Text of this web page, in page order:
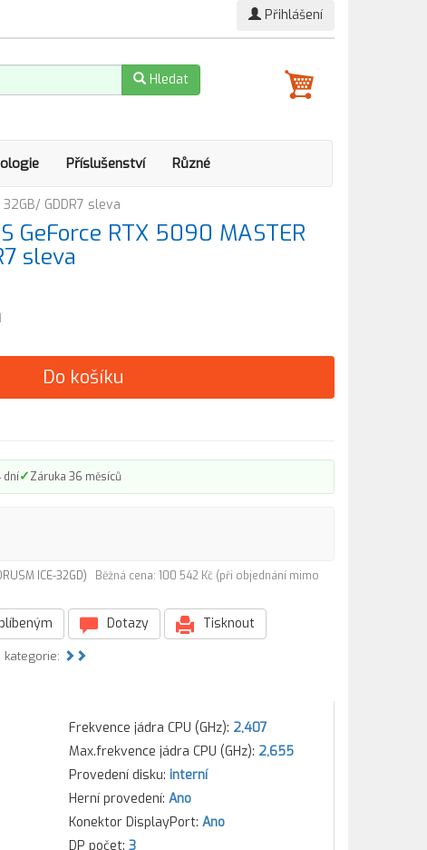
Přihlášení
Hledat
Příslušenství Různé
32GB/ GDDR7 sleva
GeForce RTX 5090 MASTER
sleva
Do košíku
dní✓Záruka 36 měsíců
ICE-32GD)
Běžná cena: 100 542 Kč (při objednání mimo
Dotazy Tisknout
Frekvence jádra CPU (GHz): 2,407
Max.frekvence jádra CPU (GHz): 2,655
Provedení disku: interní
Herní provedení: Ano
Konektor DisplayPort: Ano
DP počet: 3